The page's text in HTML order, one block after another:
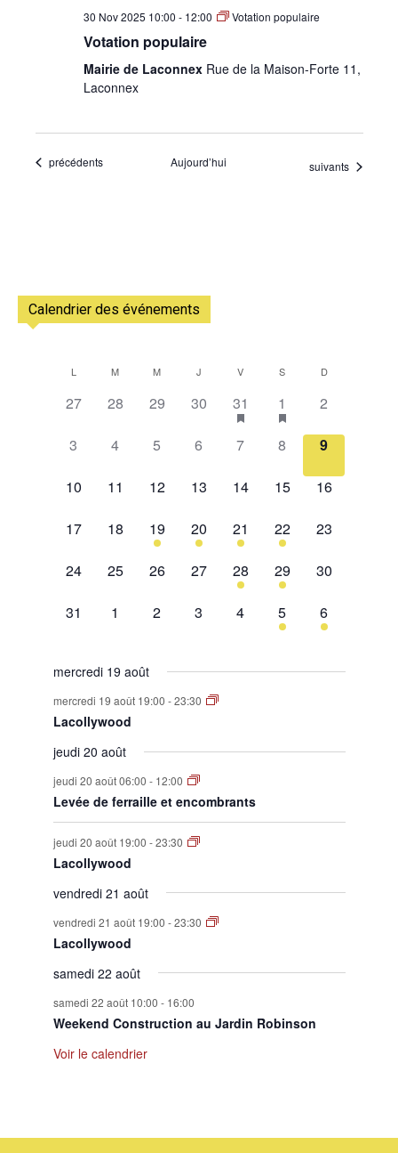
30 Nov 2025 10:00 - 12:00 Votation populaire
Votation populaire
Mairie de Laconnex Rue de la Maison-Forte 11,
Laconnex
Évènements
précédents Aujourd’hui Évènements
suivants
Calendrier des événements
Calendrier
de
Évènements
L M M J V S D
0
27
0
28
0
29
0
évènement,
30
1
évènement,
31
2
évènements,
1
0
2
0
3
0
4
0
5
0
6
0
7
0
8
0
9
0
10
0
11
0
12
0
13
0
14
0
15
0
16
0
17
0
évènement,
18
1
évènement,
19
2
évènements,
20
1
évènement,
21
2
évènements,
22
0
23
0
24
0
25
0
26
0
évènement,
27
1
évènement,
28
1
évènement,
29
0
30
0
31
0
1
0
2
0
3
0
évènement,
4
1
évènement,
5
1
évènement,
6
mercredi 19 août
mercredi 19 août 19:00 -23:30
Lacollywood
jeudi 20 août
jeudi 20 août 06:00 - 12:00
Levée de ferraille et encombrants
jeudi 20 août 19:00 -23:30
Lacollywood
vendredi 21 août
vendredi 21 août 19:00 -23:30
Lacollywood
samedi 22 août
samedi 22 août 10:00 - 16:00
Weekend Construction au Jardin Robinson
Voir le calendrier